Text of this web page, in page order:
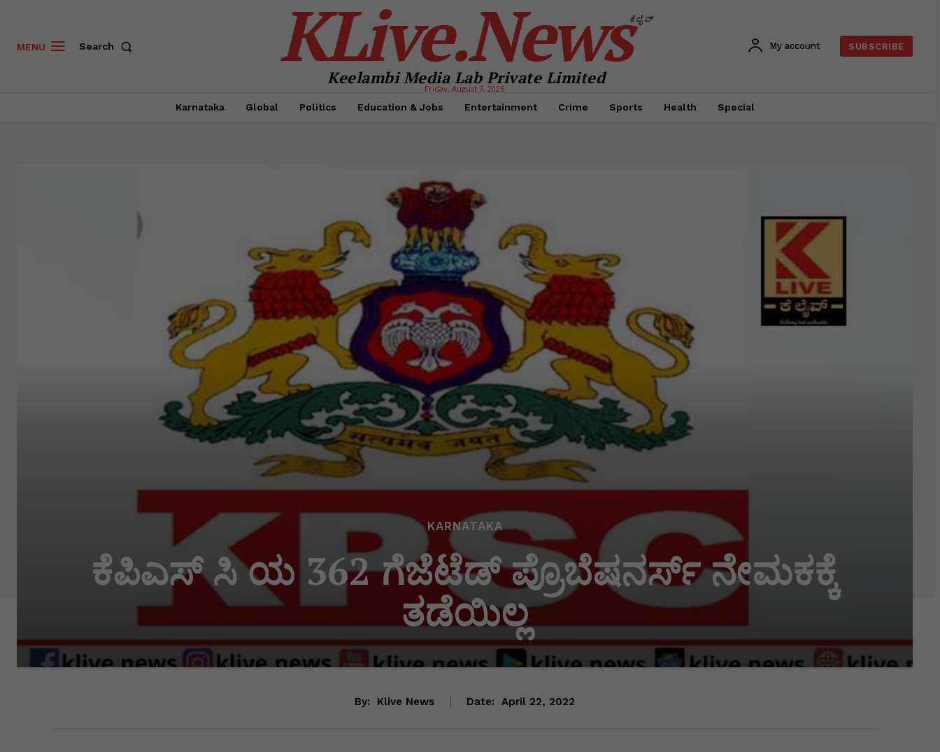
MENU Search KLive.Newsಕೆಲೈವ್
Keelambi Media Lab Private Limited
Friday, August 7, 2026
My account SUBSCRIBE
Karnataka Global Politics Education & Jobs Entertainment Crime Sports Health Special
KARNATAKA
ಕೆಪಿಎಸ್ ಸಿ ಯ‌ 362 ಗೆಜೆಟೆಡ್ ಪ್ರೊಬೆಷನರ್ಸ್ ನೇಮಕಕ್ಕೆ
ತಡೆಯಿಲ್ಲ
By: Klive News Date: April 22, 2022